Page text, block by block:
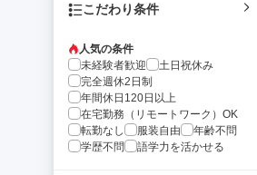
こだわり条件
人気の条件
未経験者歓迎
土日祝休み
完全週休2日制
年間休日120日以上
在宅勤務（リモートワーク）OK
転勤なし
服装自由
年齢不問
学歴不問
語学力を活かせる